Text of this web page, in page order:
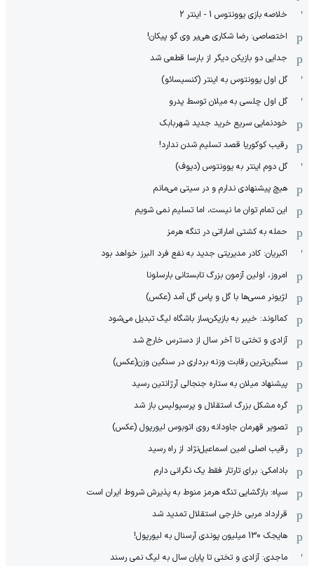
خلاصه بازی یوونتوس 1 - اینتر 2
اختصاصی: رضا شکاری هی‌یر وی‌ گو پیکان!
جدایی دو بازیکن دیگر از بارسا قطعی شد
گل اول یوونتوس به اینتر (کنسیسائو)
گل اول چلسی به میلان توسط پدرو
خودنمایی سریع خرید جدید شهربابک
رقیب کوکوریا قصد تسلیم شدن ندارد!
گل دوم اینتر به یوونتوس (دیوف)
هیچ پیشنهادی ندارم و در سیتی می‌مانم
این تمام توان ما نیست، اما تسلیم نمی شویم
حمله به کشتی اماراتی در تنگه هرمز
اکبریان: کادر مدیریتی جدید به نفع فرد البرز خواهد بود
امروز، اولین آزمون بزرگ تابستانی بارسلونا
لژیونر مسی‌ها با گل و پاس گل آمد (عکس)
کمالوند: خیبر به بازیکن‌ساز باشگاه لیگ تبدیل می‌شود
آزادی و تختی تا آخر سال از دسترس خارج شد
سنگین‌ترین رقابت وزنه برداری در سنگین وزن(عکس)
پیشنهاد میلان به ستاره جنجالی آرژانتین رسید
گره مشکل بزرگ استقلال و پرسپولیس باز شد
تصویر قهرمان جاودانه روی اتوبوس لیورپول (عکس)
رقیب اصلی امین اسماعیل‌نژاد از راه رسید
بادامکی: برای تارتار فقط یک نگرانی دارم
سپاه: بازگشایی تنگه هرمز منوط به پذیرش شروط ایران است
قرارداد مربی خارجی استقلال تمدید شد
هایجک 130 میلیون پوندی آرسنال به لیورپول!
ماجدی: آزادی و تختی تا پایان سال به لیگ نمی رسند